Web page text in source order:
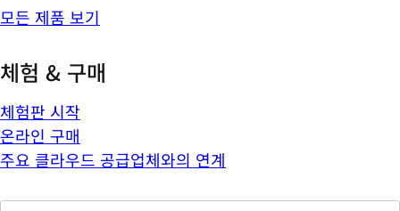
모든 제품 보기
체험 & 구매
체험판 시작
온라인 구매
주요 클라우드 공급업체와의 연계